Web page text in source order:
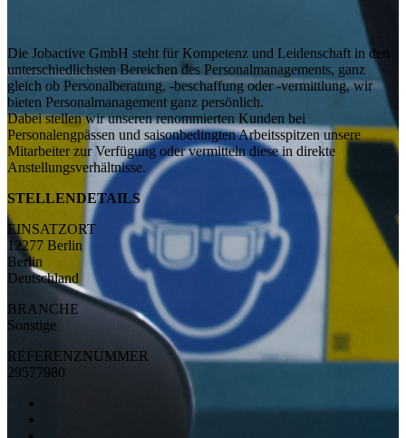
Die Jobactive GmbH steht für Kompetenz und Leidenschaft in den
unterschiedlichsten Bereichen des Personalmanagements, ganz
gleich ob Personalberatung, -beschaffung oder -vermittlung, wir
bieten Personalmanagement ganz persönlich.
Dabei stellen wir unseren renommierten Kunden bei
Personalengpässen und saisonbedingten Arbeitsspitzen unsere
Mitarbeiter zur Verfügung oder vermitteln diese in direkte
Anstellungsverhältnisse.
STELLENDETAILS
EINSATZORT
12277 Berlin
Berlin
Deutschland
BRANCHE
Sonstige
REFERENZNUMMER
29577980